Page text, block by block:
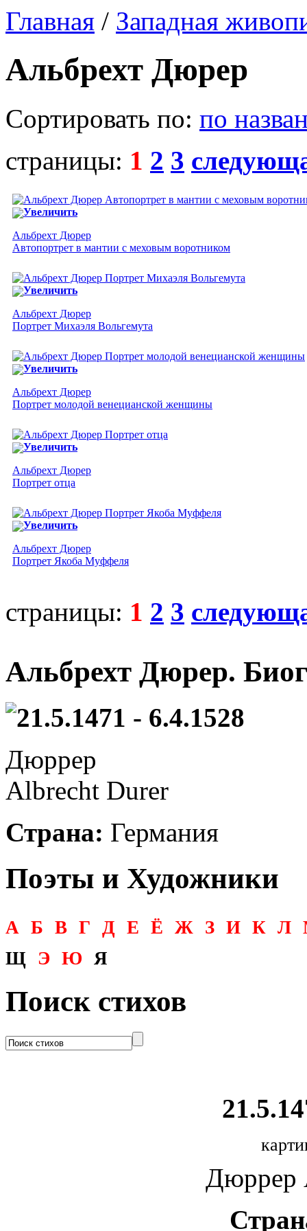
Главная / Западная
Альбрехт Дюрер
Сортировать по: по
страницы: 1 2 3
Увеличить
Альбрехт Дюрер
Автопортрет в мантии с меховым воротником
Увеличить
Альбрехт Дюрер
Портрет Михаэля Вольгемута
Увеличить
Альбрехт Дюрер
Портрет молодой венецианской женщины
Увеличить
Альбрехт Дюрер
Портрет отца
Увеличить
Альбрехт Дюрер
Портрет Якоба Муффеля
страницы: 1 2 3
Альбрехт Дюрер.
21.5.1471 - 6.4.1528
Дюррер
Albrecht Durer
Страна: Германия
Поэты и Художники
А Б В Г Д Е Ё Ж З И К Л
Щ
Э Ю Я
Поиск стихов
Дюррер